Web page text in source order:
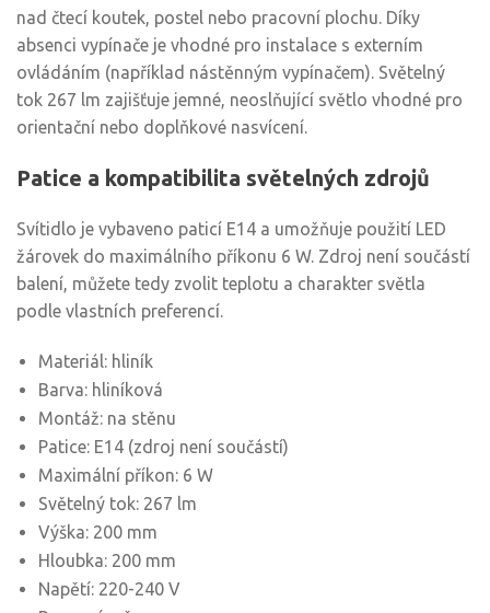
nad čtecí koutek, postel nebo pracovní plochu. Díky
absenci vypínače je vhodné pro instalace s externím
ovládáním (například nástěnným vypínačem). Světelný
tok 267 lm zajišťuje jemné, neoslňující světlo vhodné pro
orientační nebo doplňkové nasvícení.
Patice a kompatibilita světelných zdrojů
Svítidlo je vybaveno paticí E14 a umožňuje použití LED
žárovek do maximálního příkonu 6 W. Zdroj není součástí
balení, můžete tedy zvolit teplotu a charakter světla
podle vlastních preferencí.
Materiál: hliník
Barva: hliníková
Montáž: na stěnu
Patice: E14 (zdroj není součástí)
Maximální příkon: 6 W
Světelný tok: 267 lm
Výška: 200 mm
Hloubka: 200 mm
Napětí: 220-240 V